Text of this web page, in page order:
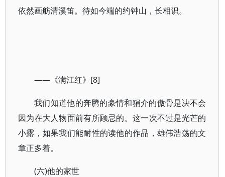
依然画舫清溪笛。待如今端的约钟山，长相识。
——《满江红》[8]
我们知道他的奔腾的豪情和狷介的傲骨是决不会
因为在大人物面前有所顾忌的。这一次不过是光芒的
小露，如果我们能耐性的读他的作品，雄伟浩荡的文
章正多着。
(六)他的家世